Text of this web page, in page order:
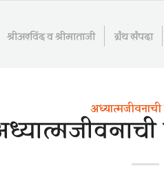
श्रीअरविंद व श्रीमाताजी ग्रंथ संपदा
अध्यात्मजीवनाची